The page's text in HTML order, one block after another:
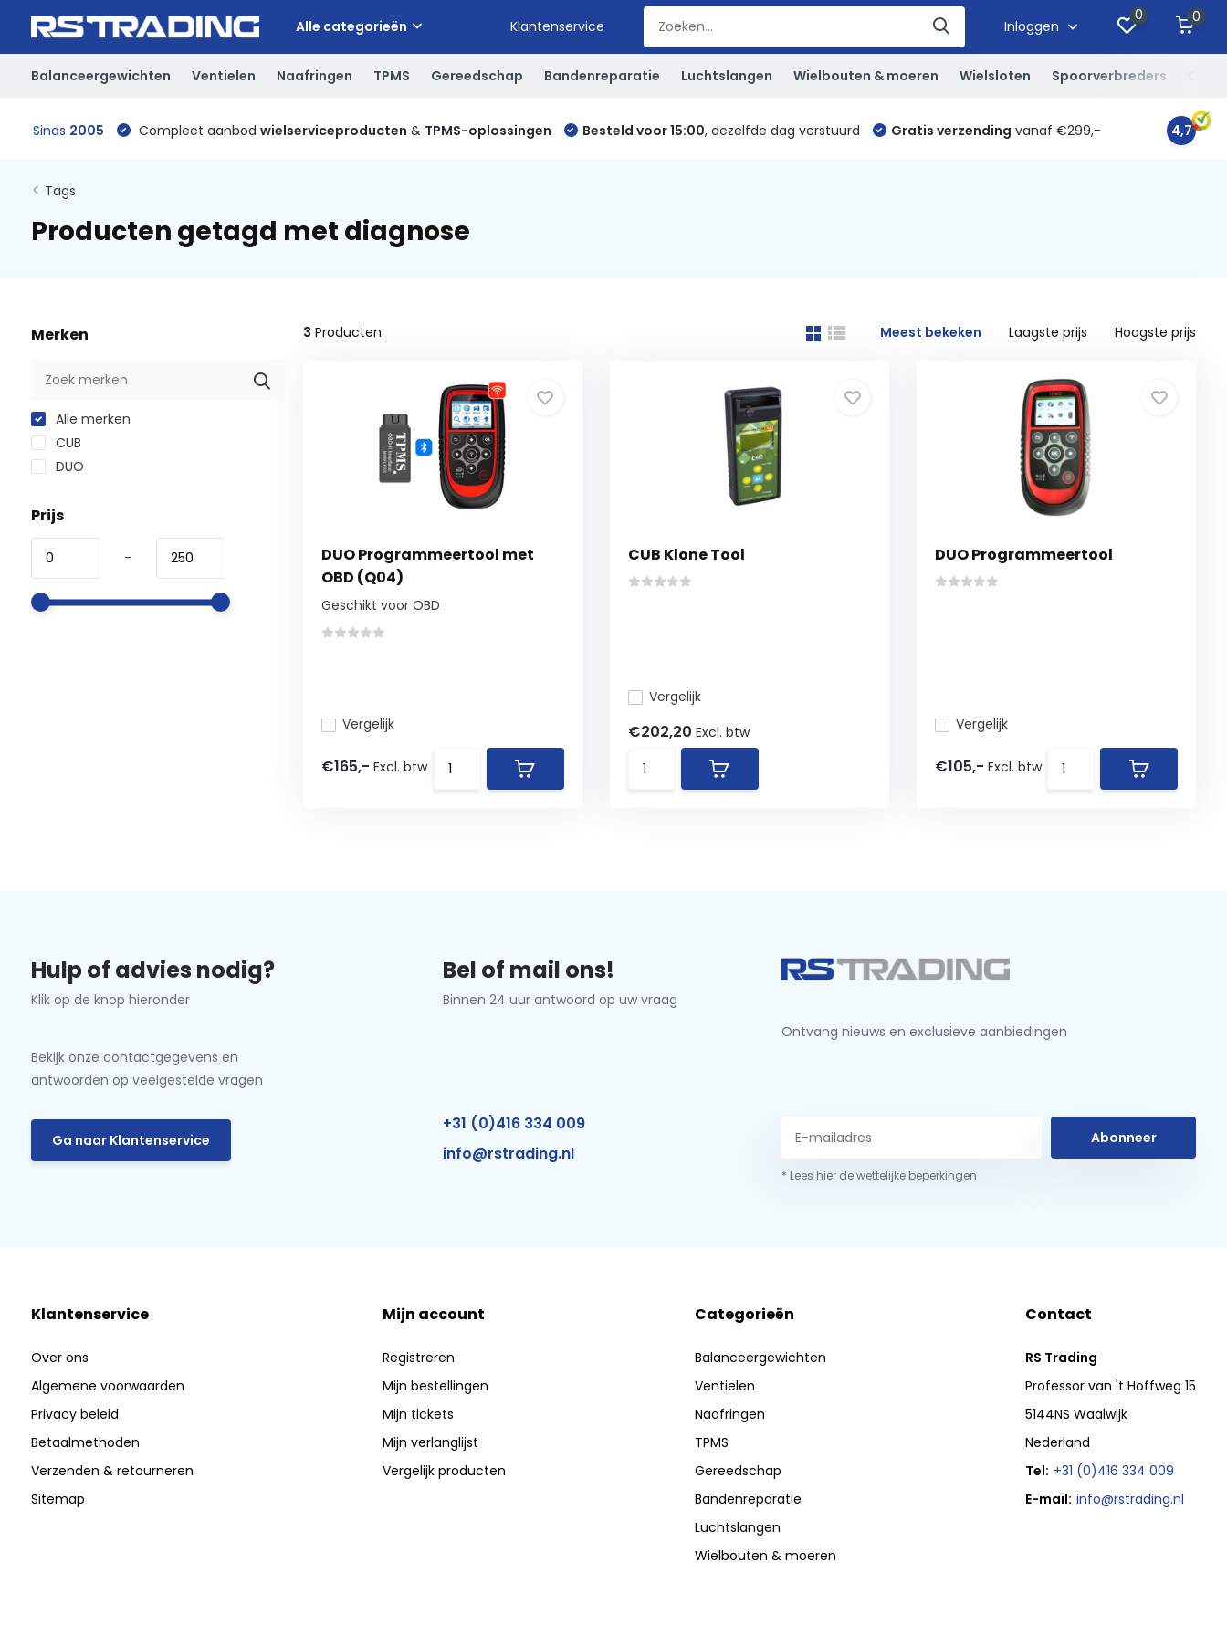
Alle categorieën Klantenservice Inloggen
0 0
Balanceergewichten Ventielen Naafringen TPMS Gereedschap Bandenreparatie Luchtslangen Wielbouten & moeren Wielsloten Spoorverbreders
Sinds 2005 Compleet aanbod wielserviceproducten & TPMS-oplossingen Besteld voor 15:00, dezelfde dag verstuurd Gratis verzending vanaf €299,- 4,7
Tags
Producten getagd met diagnose
Merken
Alle merken
CUB
DUO
Prijs
-
3 Producten Meest bekeken Laagste prijs Hoogste prijs
DUO Programmeertool met
OBD (Q04)
Geschikt voor OBD
Vergelijk
€165,- Excl. btw
CUB Klone Tool
Vergelijk
€202,20 Excl. btw
DUO Programmeertool
Vergelijk
€105,-Excl. btw
Hulp of advies nodig?
Klik op de knop hieronder
Bekijk onze contactgegevens en
antwoorden op veelgestelde vragen
Ga naar Klantenservice
Bel of mail ons!
Binnen 24 uur antwoord op uw vraag
+31 (0)416 334 009
info@rstrading.nl
Ontvang nieuws en exclusieve aanbiedingen
Abonneer
* Lees hier de wettelijke beperkingen
Klantenservice
Over ons
Algemene voorwaarden
Privacy beleid
Betaalmethoden
Verzenden & retourneren
Sitemap
Mijn account
Registreren
Mijn bestellingen
Mijn tickets
Mijn verlanglijst
Vergelijk producten
Categorieën
Balanceergewichten
Ventielen
Naafringen
TPMS
Gereedschap
Bandenreparatie
Luchtslangen
Wielbouten & moeren
Contact
RS Trading
Professor van 't Hoffweg 15
5144NS Waalwijk
Nederland
Tel: +31 (0)416 334 009
E-mail: info@rstrading.nl